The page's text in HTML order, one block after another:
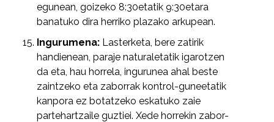
egunean, goizeko 8:30etatik 9:30etara
banatuko dira herriko plazako arkupean.
Ingurumena: Lasterketa, bere zatirik
handienean, paraje naturaletatik igarotzen
da eta, hau horrela, ingurunea ahal beste
zaintzeko eta zaborrak kontrol-guneetatik
kanpora ez botatzeko eskatuko zaie
partehartzaile guztiei. Xede horrekin zabor-